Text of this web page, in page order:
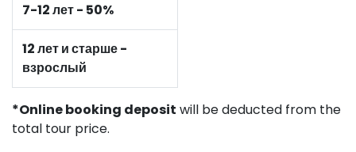
7-12 лет - 50%
12 лет и старше -
взрослый
*Online booking deposit will be deducted from the
total tour price.